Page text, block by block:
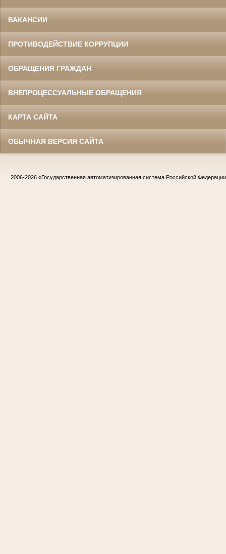
ВАКАНСИИ
ПРОТИВОДЕЙСТВИЕ КОРРУПЦИИ
ОБРАЩЕНИЯ ГРАЖДАН
ВНЕПРОЦЕССУАЛЬНЫЕ ОБРАЩЕНИЯ
КАРТА САЙТА
ОБЫЧНАЯ ВЕРСИЯ САЙТА
2006-2026 «Государственная автоматизированная система Российской